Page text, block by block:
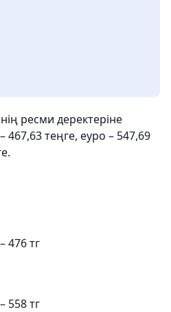
ресми деректеріне
467,63 теңге, еуро – 547,69
476 тг
558 тг